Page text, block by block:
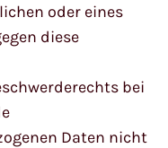
oder eines
diese
bei
Daten nicht